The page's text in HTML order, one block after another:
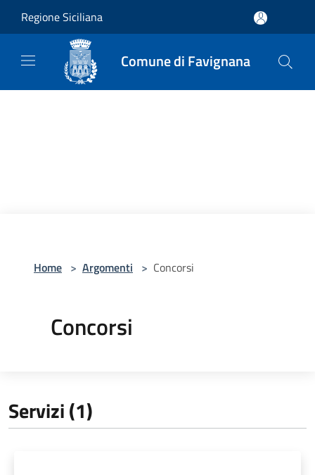
Regione Siciliana
Comune di Favignana
Home > Argomenti > Concorsi
Concorsi
Servizi (1)